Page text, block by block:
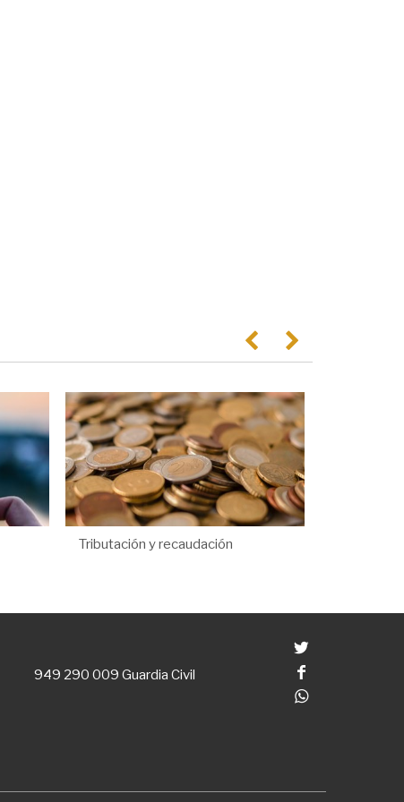
Anterior
Tributación y recaudación
949 290 009 Guardia Civil